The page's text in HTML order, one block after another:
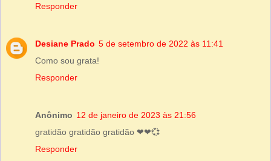
Responder
Desiane Prado 5 de setembro de 2022 às 11:41
Como sou grata!
Responder
Anônimo 12 de janeiro de 2023 às 21:56
gratidão gratidão gratidão ❤❤💞
Responder